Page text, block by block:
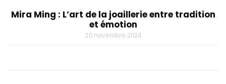
Mira Ming : L’art de la joaillerie entre tradition
et émotion
20 novembre 2024